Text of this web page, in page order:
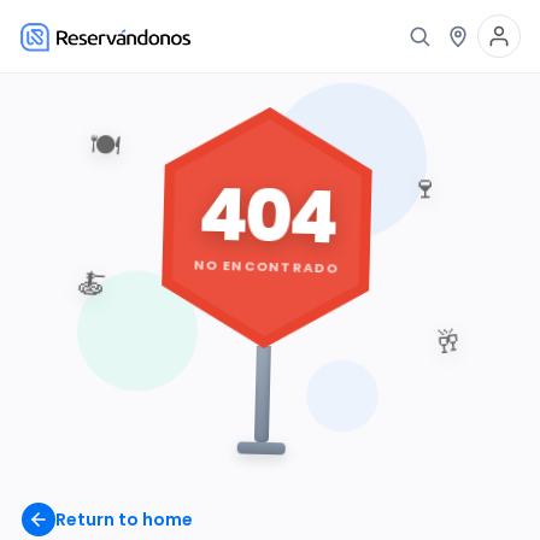
Return to home
🍽️
🍷
🥂
🍝
404
NO ENCONTRADO